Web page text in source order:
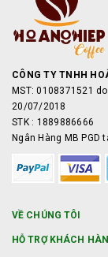
CÔNG TY TNHH
MST: 0108371521
20/07/2018
STK : 1889886666
Ngân Hàng MB PGD
VỀ CHÚNG TÔI
HỖ TRỢ KHÁCH